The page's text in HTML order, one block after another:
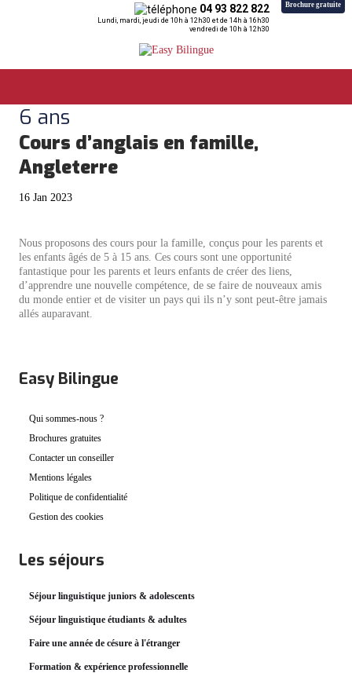
04 93 822 822
Lundi, mardi, jeudi de 10h à 12h30 et de 14h à 16h30
vendredi de 10h à 12h30
Brochure gratuite
6 ans
Cours d’anglais en famille,
Angleterre
16 Jan 2023
Nous proposons des cours pour la famille, conçus pour les parents et
les enfants âgés de 5 à 15 ans. Ces cours sont une opportunité
fantastique pour les parents et leurs enfants de créer des liens,
d’apprendre une nouvelle compétence, de se faire de nouveaux amis
du monde entier et de visiter un pays qui ils n’y sont peut-être jamais
allés auparavant.
Easy Bilingue
Qui sommes-nous ?
Brochures gratuites
Contacter un conseiller
Mentions légales
Politique de confidentialité
Gestion des cookies
Les séjours
Séjour linguistique juniors & adolescents
Séjour linguistique étudiants & adultes
Faire une année de césure à l'étranger
Formation & expérience professionnelle